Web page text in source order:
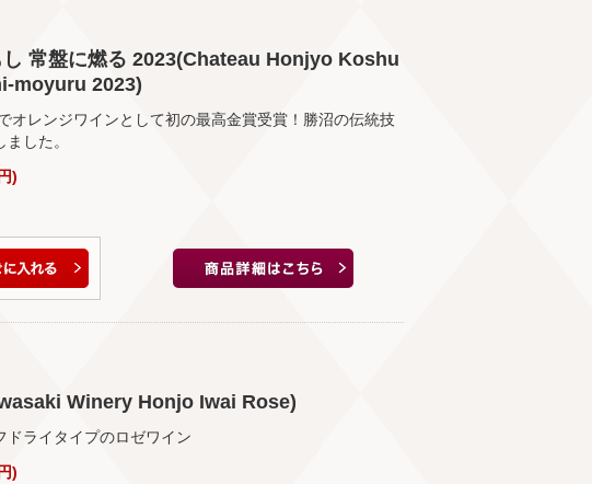
し 常盤に燃る 2023(Chateau Honjyo Koshu
moyuru 2023)
レンジワインとして初の最高金賞受賞！勝沼の伝統技
した。
)
Winery Honjo Iwai Rose)
ドライタイプのロゼワイン
円)